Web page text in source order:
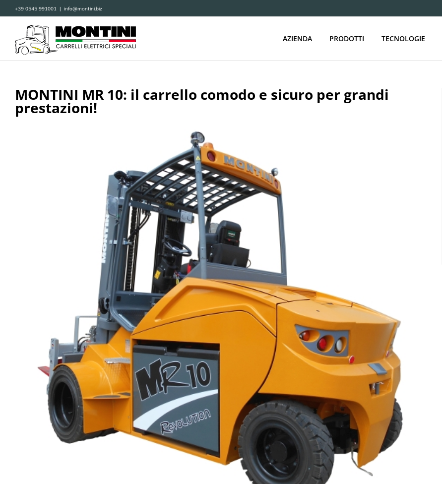
Salta
al
contenuto
+39 0545 991001 | info@montini.biz
AZIENDA PRODOTTI TECNOLOGIE
MONTINI MR 10: il carrello comodo e sicuro per grandi
prestazioni!